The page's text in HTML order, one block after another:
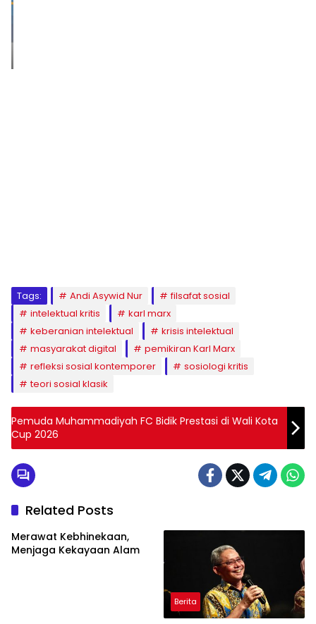
Tags: Andi Asywid Nur
filsafat sosial
intelektual kritis
karl marx
keberanian intelektual
krisis intelektual
masyarakat digital
pemikiran Karl Marx
refleksi sosial kontemporer
sosiologi kritis
teori sosial klasik
Pemuda Muhammadiyah FC Bidik Prestasi di Wali Kota
Cup 2026
Related Posts
Merawat Kebhinekaan,
Menjaga Kekayaan Alam
Berita